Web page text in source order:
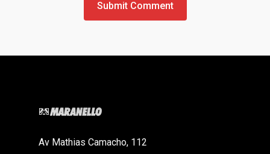
Av Mathias Camacho, 112